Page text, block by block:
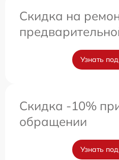
Скидка на
Узнать
Скидка -10%
обращении
Узнать